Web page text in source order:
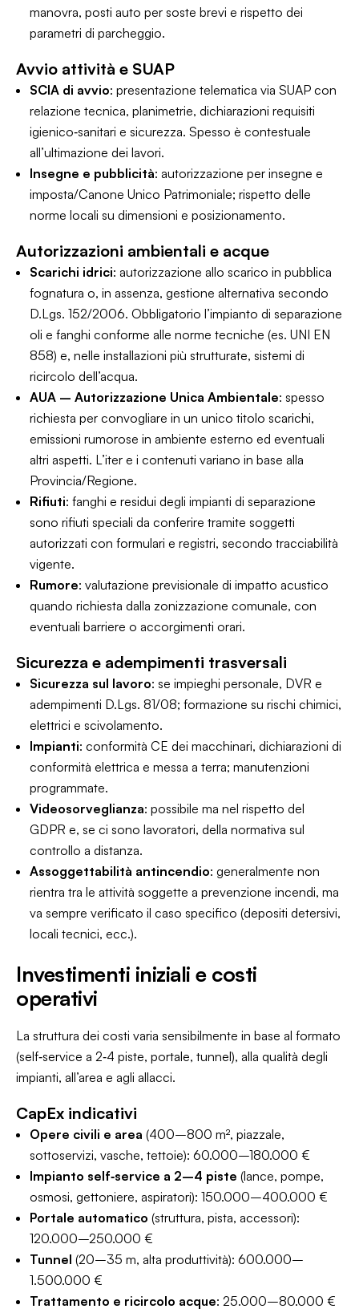
manovra, posti auto per soste brevi e rispetto dei
parametri di parcheggio.
Avvio attività e SUAP
SCIA di avvio: presentazione telematica via SUAP con
relazione tecnica, planimetrie, dichiarazioni requisiti
igienico‑sanitari e sicurezza. Spesso è contestuale
all’ultimazione dei lavori.
Insegne e pubblicità: autorizzazione per insegne e
imposta/Canone Unico Patrimoniale; rispetto delle
norme locali su dimensioni e posizionamento.
Autorizzazioni ambientali e acque
Scarichi idrici: autorizzazione allo scarico in pubblica
fognatura o, in assenza, gestione alternativa secondo
D.Lgs. 152/2006. Obbligatorio l’impianto di separazione
oli e fanghi conforme alle norme tecniche (es. UNI EN
858) e, nelle installazioni più strutturate, sistemi di
ricircolo dell’acqua.
AUA – Autorizzazione Unica Ambientale: spesso
richiesta per convogliare in un unico titolo scarichi,
emissioni rumorose in ambiente esterno ed eventuali
altri aspetti. L’iter e i contenuti variano in base alla
Provincia/Regione.
Rifiuti: fanghi e residui degli impianti di separazione
sono rifiuti speciali da conferire tramite soggetti
autorizzati con formulari e registri, secondo tracciabilità
vigente.
Rumore: valutazione previsionale di impatto acustico
quando richiesta dalla zonizzazione comunale, con
eventuali barriere o accorgimenti orari.
Sicurezza e adempimenti trasversali
Sicurezza sul lavoro: se impieghi personale, DVR e
adempimenti D.Lgs. 81/08; formazione su rischi chimici,
elettrici e scivolamento.
Impianti: conformità CE dei macchinari, dichiarazioni di
conformità elettrica e messa a terra; manutenzioni
programmate.
Videosorveglianza: possibile ma nel rispetto del
GDPR e, se ci sono lavoratori, della normativa sul
controllo a distanza.
Assoggettabilità antincendio: generalmente non
rientra tra le attività soggette a prevenzione incendi, ma
va sempre verificato il caso specifico (depositi detersivi,
locali tecnici, ecc.).
Investimenti iniziali e costi
operativi
La struttura dei costi varia sensibilmente in base al formato
(self‑service a 2‑4 piste, portale, tunnel), alla qualità degli
impianti, all’area e agli allacci.
CapEx indicativi
Opere civili e area (400–800 m², piazzale,
sottoservizi, vasche, tettoie): 60.000–180.000 €
Impianto self‑service a 2–4 piste (lance, pompe,
osmosi, gettoniere, aspiratori): 150.000–400.000 €
Portale automatico (struttura, pista, accessori):
120.000–250.000 €
Tunnel (20–35 m, alta produttività): 600.000–
1.500.000 €
Trattamento e ricircolo acque: 25.000–80.000 €